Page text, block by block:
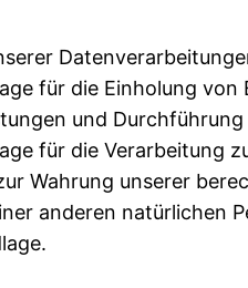
für die Einholung
und
für die Verarbeitung
Wahrung unserer
anderen natürlichen